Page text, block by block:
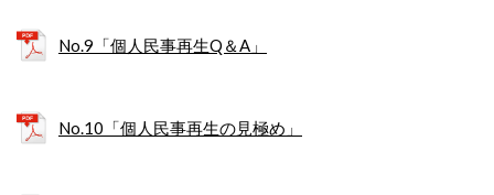
No.9「個人民事再生Q＆A」
No.10「個人民事再生の見極め」